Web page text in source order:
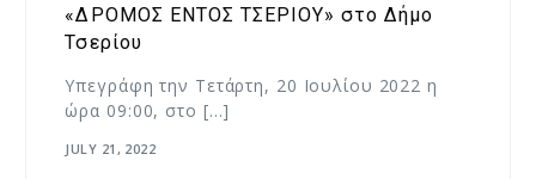
«ΔΡΟΜΟΣ ΕΝΤΟΣ ΤΣΕΡΙΟΥ» στο Δήμο
Τσερίου
Υπεγράφη την Τετάρτη, 20 Ιουλίου 2022 η
ώρα 09:00, στο […]
JULY 21, 2022